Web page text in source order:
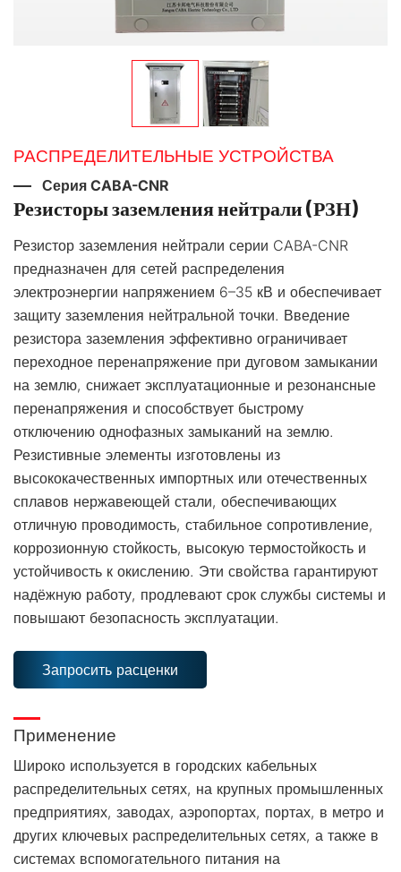
РАСПРЕДЕЛИТЕЛЬНЫЕ УСТРОЙСТВА
Серия CABA-CNR
Резисторы заземления нейтрали (РЗН)
Резистор заземления нейтрали серии CABA-CNR
предназначен для сетей распределения
электроэнергии напряжением 6–35 кВ и обеспечивает
защиту заземления нейтральной точки. Введение
резистора заземления эффективно ограничивает
переходное перенапряжение при дуговом замыкании
на землю, снижает эксплуатационные и резонансные
перенапряжения и способствует быстрому
отключению однофазных замыканий на землю.
Резистивные элементы изготовлены из
высококачественных импортных или отечественных
сплавов нержавеющей стали, обеспечивающих
отличную проводимость, стабильное сопротивление,
коррозионную стойкость, высокую термостойкость и
устойчивость к окислению. Эти свойства гарантируют
надёжную работу, продлевают срок службы системы и
повышают безопасность эксплуатации.
Запросить расценки
Применение
Широко используется в городских кабельных
распределительных сетях, на крупных промышленных
предприятиях, заводах, аэропортах, портах, в метро и
других ключевых распределительных сетях, а также в
системах вспомогательного питания на